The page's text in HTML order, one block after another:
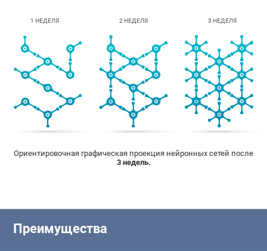
1 НЕДЕЛЯ 2 НЕДЕЛЯ 3 НЕДЕЛЯ
Ориентировочная графическая проекция нейронных сетей после
3 недель.
Преимущества